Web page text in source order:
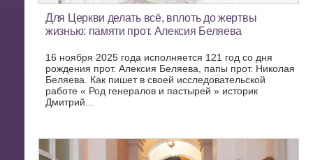
Для Церкви делать всё, вплоть до жертвы
жизнью: памяти прот. Алексия Беляева
16 ноября 2025 года исполняется 121 год со дня
рождения прот. Алексия Беляева, папы прот. Николая
Беляева. Как пишет в своей исследовательской
работе « Род генералов и пастырей » историк
Дмитрий...